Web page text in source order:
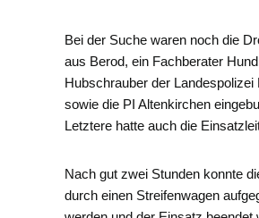
Bei der Suche waren noch die
aus Berod, ein Fachberater
Hubschrauber der Landespolizei
sowie die PI Altenkirchen
Letztere hatte auch die
Nach gut zwei Stunden konnte
durch einen Streifenwagen